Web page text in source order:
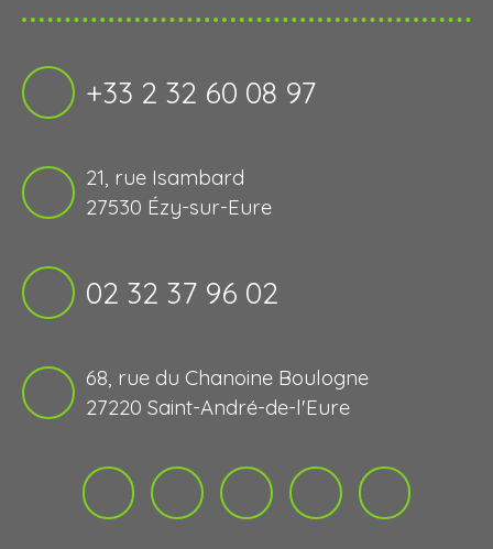
+33 2 32 60 08 97
21, rue Isambard
27530 Ézy-sur-Eure
02 32 37 96 02
68, rue du Chanoine Boulogne
27220 Saint-André-de-l'Eure